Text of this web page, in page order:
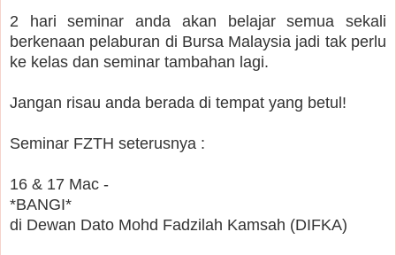
2 hari seminar anda akan belajar semua sekali
berkenaan pelaburan di Bursa Malaysia jadi tak perlu
ke kelas dan seminar tambahan lagi.
Jangan risau anda berada di tempat yang betul!
Seminar FZTH seterusnya :
16 & 17 Mac -
*BANGI*
di Dewan Dato Mohd Fadzilah Kamsah (DIFKA)